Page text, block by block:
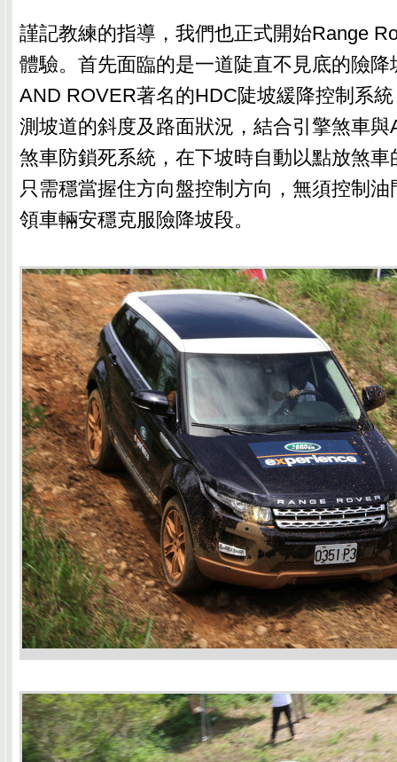
謹記教練的指導，我們也正式開始Range
體驗。首先面臨的是一道陡直不見底的險
AND ROVER著名的HDC陡坡緩降控制系
測坡道的斜度及路面狀況，結合引擎煞車
煞車防鎖死系統，在下坡時自動以點放煞
只需穩當握住方向盤控制方向，無須控制
領車輛安穩克服險降坡段。